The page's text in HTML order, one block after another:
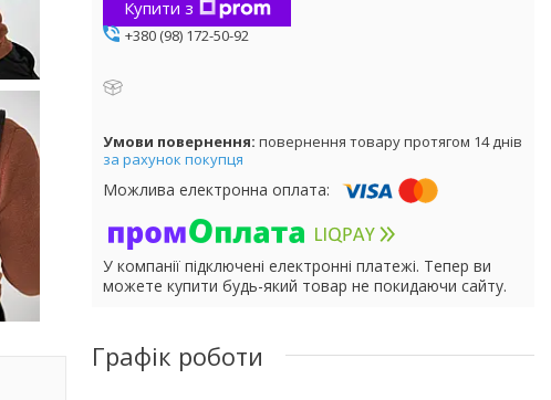
Купити з
+380 (98) 172-50-92
повернення товару протягом 14 днів
за рахунок покупця
У компанії підключені електронні платежі. Тепер ви
можете купити будь-який товар не покидаючи сайту.
Графік роботи